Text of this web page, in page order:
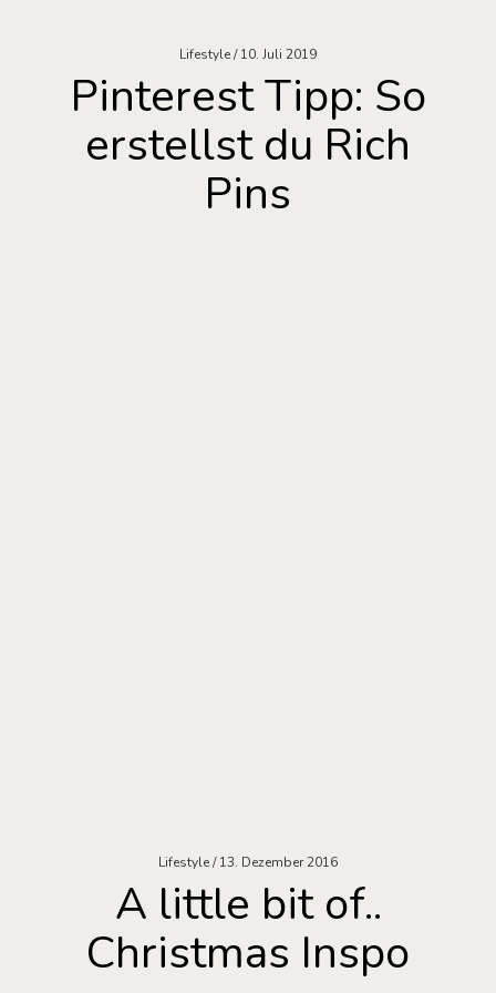
Lifestyle 10. Juli 2019
Pinterest Tipp: So
erstellst du Rich
Pins
Lifestyle 13. Dezember 2016
A little bit of..
Christmas Inspo